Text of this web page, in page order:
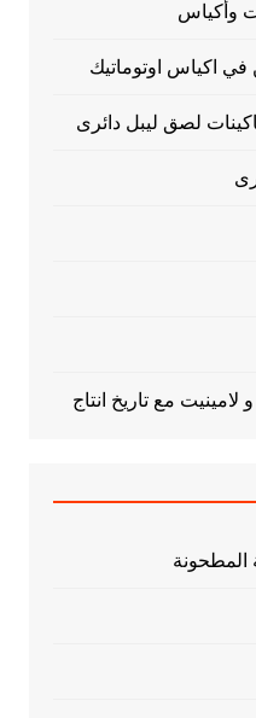
وأكياس
في اكياس اوتوماتيك
لصق ليبل دائرى
مع تاريخ انتاج
المطحونة